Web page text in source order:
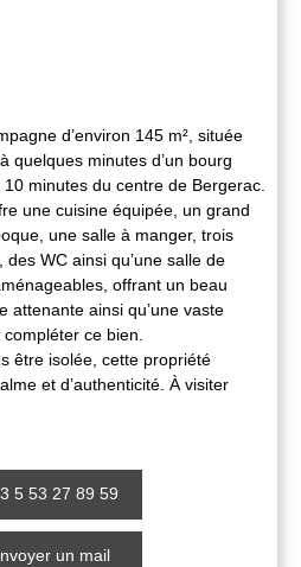
d’environ 145 m², située
quelques minutes d’un bourg
minutes du centre de Bergerac.
une cuisine équipée, un grand
une salle à manger, trois
WC ainsi qu’une salle de
offrant un beau
attenante ainsi qu’une vaste
ce bien.
être isolée, cette propriété
et d’authenticité. À visiter
5 53 27 89 59
un mail